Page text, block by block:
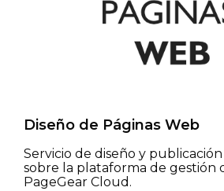
Diseño de Páginas Web
Servicio de diseño y
sobre la plataforma de gestión
PageGear Cloud.